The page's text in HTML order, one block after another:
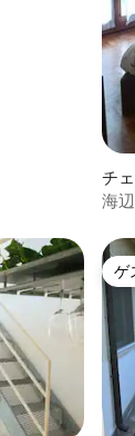
チ
海
ゲ
ゲ